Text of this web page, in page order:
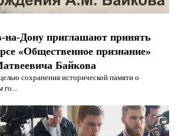
на-Дону приглашают принять
«Общественное признание»
Байкова
сохранения исторической памяти о
го...